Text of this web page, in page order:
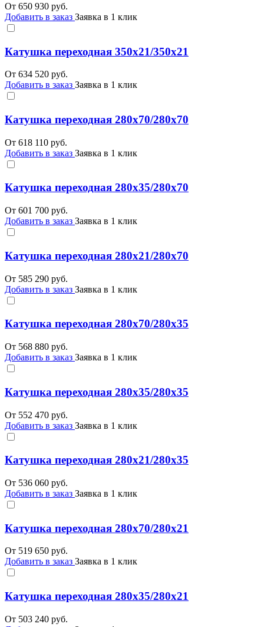
От 650 930 руб.
Добавить в заказ Заявка в 1 клик
Катушка переходная 350х21/350х21
От 634 520 руб.
Добавить в заказ Заявка в 1 клик
Катушка переходная 280х70/280х70
От 618 110 руб.
Добавить в заказ Заявка в 1 клик
Катушка переходная 280х35/280х70
От 601 700 руб.
Добавить в заказ Заявка в 1 клик
Катушка переходная 280х21/280х70
От 585 290 руб.
Добавить в заказ Заявка в 1 клик
Катушка переходная 280х70/280х35
От 568 880 руб.
Добавить в заказ Заявка в 1 клик
Катушка переходная 280х35/280х35
От 552 470 руб.
Добавить в заказ Заявка в 1 клик
Катушка переходная 280х21/280х35
От 536 060 руб.
Добавить в заказ Заявка в 1 клик
Катушка переходная 280х70/280х21
От 519 650 руб.
Добавить в заказ Заявка в 1 клик
Катушка переходная 280х35/280х21
От 503 240 руб.